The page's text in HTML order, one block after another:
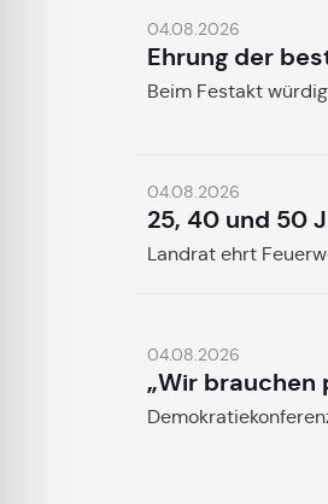
04.08.2026
Ehrung der
Beim Festakt
04.08.2026
25, 40 und 50
Landrat ehrt
04.08.2026
„Wir brauchen